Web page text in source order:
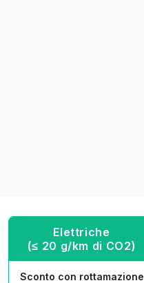
Elettriche
(≤ 20 g/km di CO2)
Sconto con rottamazione